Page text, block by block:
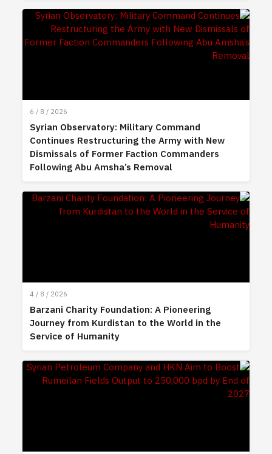
6 / 8 / 2026
Syrian Observatory: Military Command
Continues Restructuring the Army with New
Dismissals of Former Faction Commanders
Following Abu Amsha’s Removal
4 / 8 / 2026
Barzani Charity Foundation: A Pioneering
Journey from Kurdistan to the World in the
Service of Humanity